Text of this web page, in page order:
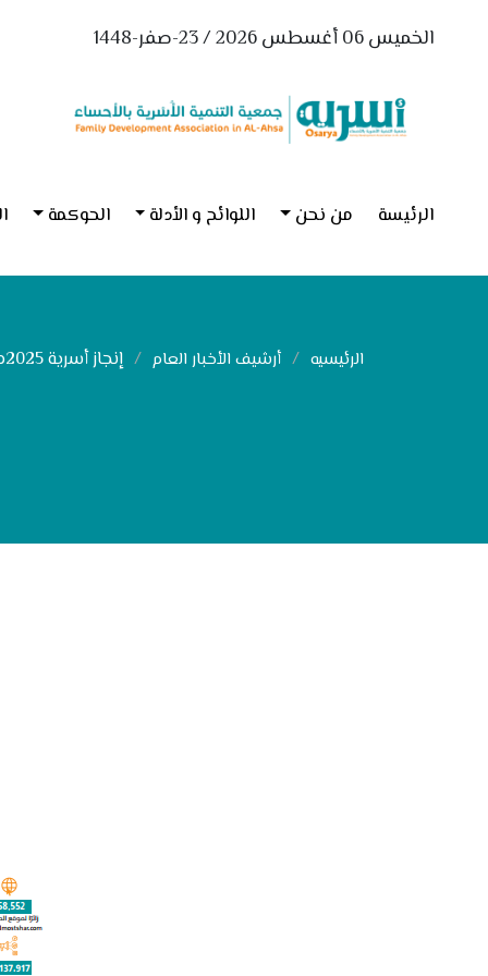
الخميس 06 أغسطس 2026 / 23-صفر-1448
الرئيسة من نحن اللوائح و الأدلة الحوكمة
الرئيسيه أرشيف الأخبار العام إنجاز أسرية 2025م